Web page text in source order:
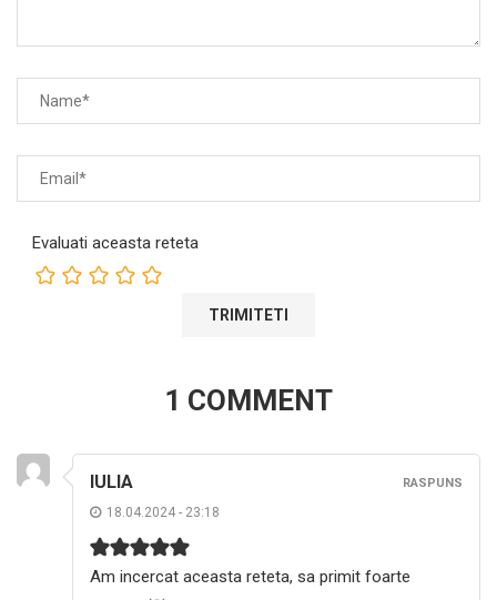
Evaluati aceasta reteta
1 COMMENT
IULIA
18.04.2024 - 23:18
Am incercat aceasta reteta, sa primit foarte
RASPUNS